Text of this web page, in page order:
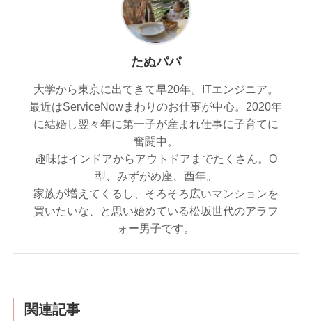
たぬパパ
大学から東京に出てきて早20年。ITエンジニア。
最近はServiceNowまわりのお仕事が中心。2020年
に結婚し翌々年に第一子が産まれ仕事に子育てに
奮闘中。
趣味はインドアからアウトドアまでたくさん。O
型、みずがめ座、酉年。
家族が増えてくるし、そろそろ広いマンションを
買いたいな、と思い始めている松坂世代のアラフ
ォー男子です。
関連記事